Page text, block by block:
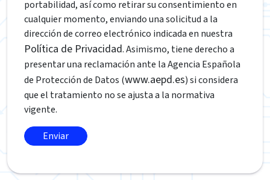
portabilidad, así como retirar su consentimiento en
cualquier momento, enviando una solicitud a la
dirección de correo electrónico indicada en nuestra
Política de Privacidad. Asimismo, tiene derecho a
presentar una reclamación ante la Agencia Española
de Protección de Datos (www.aepd.es) si considera
que el tratamiento no se ajusta a la normativa
vigente.